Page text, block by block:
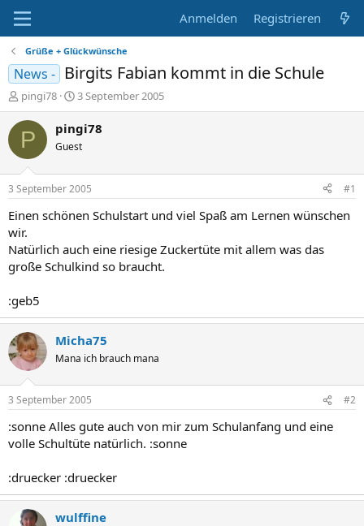
Anmelden Registrieren
Grüße + Glückwünsche
News - Birgits Fabian kommt in die Schule
E
r
s
l
e
r
pingi78
E
r
s
t
e
l
t
a
3 September 2005
P pingi78
Guest
3 September 2005 #1
Einen schönen Schulstart und viel Spaß am Lernen wünschen
wir.
Natürlich auch eine riesige Zuckertüte mit allem was das
große Schulkind so braucht.
:geb5
Micha75
Mana ich brauch mana
3 September 2005 #2
:sonne Alles gute auch von mir zum Schulanfang und eine
volle Schultüte natürlich. :sonne
:druecker :druecker
wulffine